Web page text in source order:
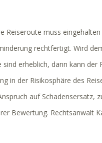
Reiseroute muss
rechtfertigt. Wird
erheblich, dann kann
in der Risikosphäre des
auf Schadensersatz,
Bewertung. Rechtsanwalt